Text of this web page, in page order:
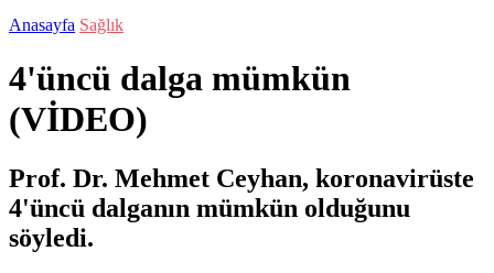
Anasayfa Sağlık
4'üncü dalga mümkün
(VİDEO)
Prof. Dr. Mehmet Ceyhan, koronavirüste
4'üncü dalganın mümkün olduğunu
söyledi.